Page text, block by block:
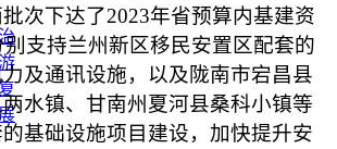
次下达了2023年省预算内基建资
支持兰州新区移民安置区配套的
及通讯设施，以及陇南市宕昌县
水镇、甘南州夏河县桑科小镇等
基础设施项目建设，加快提升安